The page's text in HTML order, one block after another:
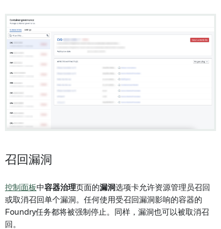
召回漏洞
控制面板中容器治理 页面的漏洞选项卡允许资源管理员召回
或取消召回单个漏洞。任何使用受召回漏洞影响的容器的
Foundry任务都将被强制停止。同样，漏洞也可以被取消召
回。